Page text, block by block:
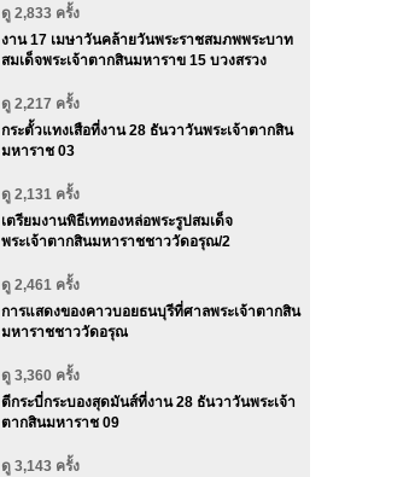
ดู 2,833 ครั้ง
งาน 17 เมษาวันคล้ายวันพระราชสมภพพระบาท
สมเด็จพระเจ้าตากสินมหาราข 15 บวงสรวง
ดู 2,217 ครั้ง
กระตั้วแทงเสือที่งาน 28 ธันวาวันพระเจ้าตากสิน
มหาราช 03
ดู 2,131 ครั้ง
เตรียมงานพิธีเททองหล่อพระรูปสมเด็จ
พระเจ้าตากสินมหาราชชาววัดอรุณ/2
ดู 2,461 ครั้ง
การแสดงของคาวบอยธนบุรีที่ศาลพระเจ้าตากสิน
มหาราชชาววัดอรุณ
ดู 3,360 ครั้ง
ตีกระบี่กระบองสุดมันส์ที่งาน 28 ธันวาวันพระเจ้า
ตากสินมหาราช 09
ดู 3,143 ครั้ง